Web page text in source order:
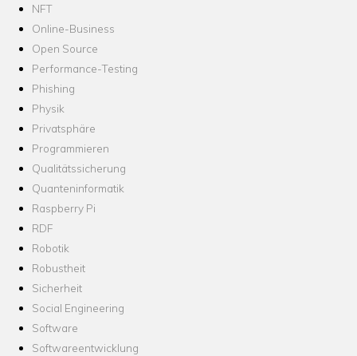
NFT
Online-Business
Open Source
Performance-Testing
Phishing
Physik
Privatsphäre
Programmieren
Qualitätssicherung
Quanteninformatik
Raspberry Pi
RDF
Robotik
Robustheit
Sicherheit
Social Engineering
Software
Softwareentwicklung